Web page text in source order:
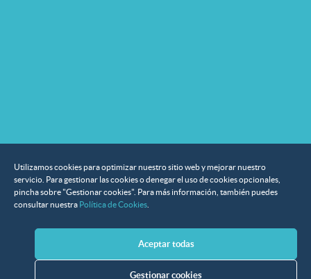
Utilizamos cookies para optimizar nuestro sitio web y mejorar nuestro
servicio. Para gestionar las cookies o denegar el uso de cookies opcionales,
pincha sobre "Gestionar cookies". Para más información, también puedes
consultar nuestra Política de Cookies
Aceptar todas
Gestionar cookies